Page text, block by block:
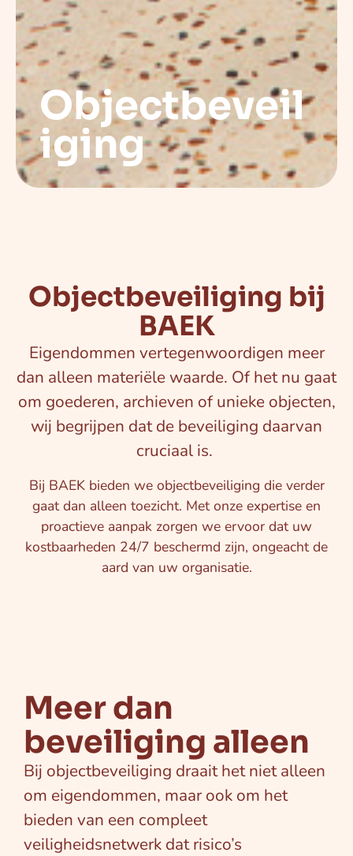
Objectbeveil
iging
Objectbeveiliging bij
BAEK
Eigendommen vertegenwoordigen meer
dan alleen materiële waarde. Of het nu gaat
om goederen, archieven of unieke objecten,
wij begrijpen dat de beveiliging daarvan
cruciaal is.
Bij BAEK bieden we objectbeveiliging die verder
gaat dan alleen toezicht. Met onze expertise en
proactieve aanpak zorgen we ervoor dat uw
kostbaarheden 24/7 beschermd zijn, ongeacht de
aard van uw organisatie.
Meer dan
beveiliging alleen
Bij objectbeveiliging draait het niet alleen
om eigendommen, maar ook om het
bieden van een compleet
veiligheidsnetwerk dat risico’s